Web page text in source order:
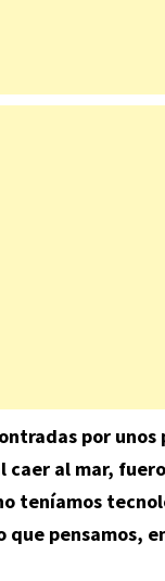
por
caer al mar,
teníamos
pensamos,